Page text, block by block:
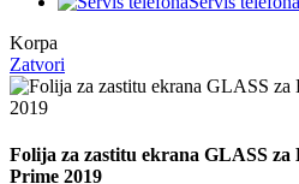
Korpa
Zatvori
Folija za zastitu ekrana GLASS
Prime 2019